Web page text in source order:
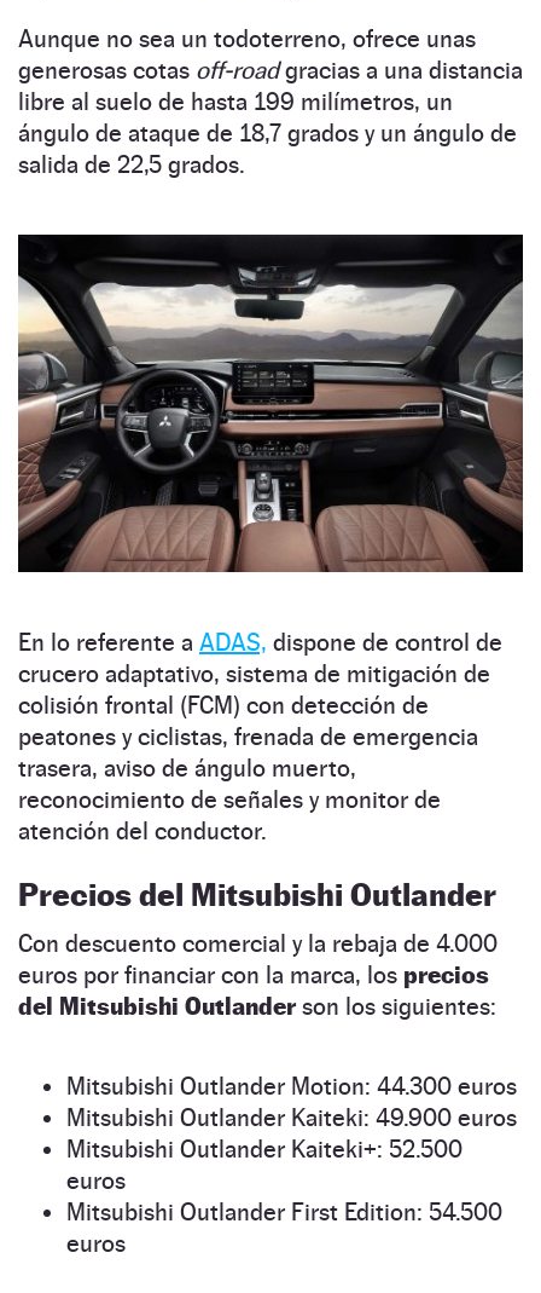
Aunque no sea un todoterreno, ofrece unas
generosas cotas off-roadgracias a una distancia
libre al suelo de hasta 199 milímetros, un
ángulo de ataque de 18,7 grados y un ángulo de
salida de 22,5 grados.
En lo referente a ADAS, dispone de control de
crucero adaptativo, sistema de mitigación de
colisión frontal (FCM) con detección de
peatones y ciclistas, frenada de emergencia
trasera, aviso de ángulo muerto,
reconocimiento de señales y monitor de
atención del conductor.
Precios del Mitsubishi Outlander
Con descuento comercial y la rebaja de 4.000
euros por financiar con la marca, los precios
del Mitsubishi Outlanderson los siguientes:
Mitsubishi Outlander Motion: 44.300 euros
Mitsubishi Outlander Kaiteki: 49.900 euros
Mitsubishi Outlander Kaiteki+: 52.500
euros
Mitsubishi Outlander First Edition: 54.500
euros